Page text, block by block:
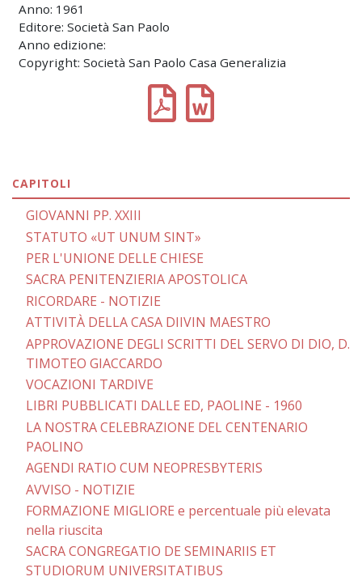
Anno: 1961
Editore: Società San Paolo
Anno edizione:
Copyright: Società San Paolo Casa Generalizia
CAPITOLI
GIOVANNI PP. XXIII
STATUTO «UT UNUM SINT»
PER L'UNIONE DELLE CHIESE
SACRA PENITENZIERIA APOSTOLICA
RICORDARE - NOTIZIE
ATTIVITÀ DELLA CASA DIIVIN MAESTRO
APPROVAZIONE DEGLI SCRITTI DEL SERVO DI DIO, D.
TIMOTEO GIACCARDO
VOCAZIONI TARDIVE
LIBRI PUBBLICATI DALLE ED, PAOLINE - 1960
LA NOSTRA CELEBRAZIONE DEL CENTENARIO
PAOLINO
AGENDI RATIO CUM NEOPRESBYTERIS
AVVISO - NOTIZIE
FORMAZIONE MIGLIORE e percentuale più elevata
nella riuscita
SACRA CONGREGATIO DE SEMINARIIS ET
STUDIORUM UNIVERSITATIBUS